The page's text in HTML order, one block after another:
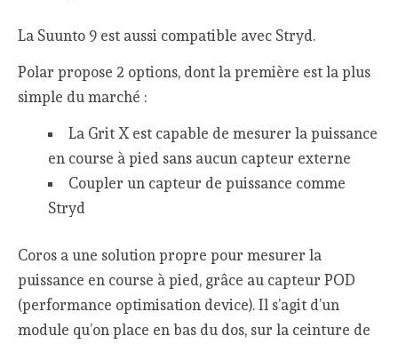
La Suunto 9 est aussi compatible avec Stryd.
Polar propose 2 options, dont la première est la plus
simple du marché :
La Grit X est capable de mesurer la puissance
en course à pied sans aucun capteur externe
Coupler un capteur de puissance comme
Stryd
Coros a une solution propre pour mesurer la
puissance en course à pied, grâce au capteur POD
(performance optimisation device). Il s’agit d’un
module qu’on place en bas du dos, sur la ceinture de